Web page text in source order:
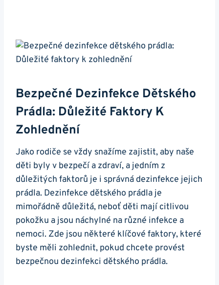
Bezpečné Dezinfekce Dětského
Prádla: Důležité Faktory K
Zohlednění
Jako rodiče se vždy snažíme zajistit, aby naše
děti byly v bezpečí a zdraví, a jedním z
důležitých faktorů je i správná dezinfekce jejich
prádla. Dezinfekce dětského prádla je
mimořádně důležitá, neboť děti mají citlivou
pokožku a jsou náchylné na různé infekce a
nemoci. Zde jsou některé klíčové faktory, které
byste měli zohlednit, pokud chcete provést
bezpečnou dezinfekci dětského prádla.